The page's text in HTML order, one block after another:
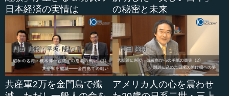
日本経済の実情は
の秘密と未来
共産軍2万を金門島で殲
アメリカ人の心を震わせ